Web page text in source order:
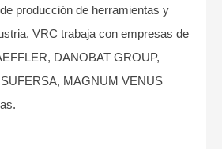
producción de herramientas y
VRC trabaja con empresas de
DANOBAT GROUP,
MAGNUM VENUS